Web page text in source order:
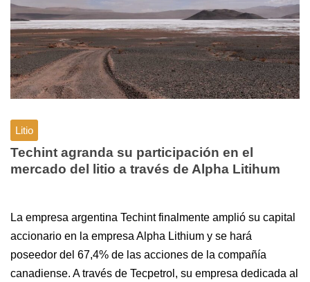
Litio
Techint agranda su participación en el
mercado del litio a través de Alpha Litihum
La empresa argentina Techint finalmente amplió su capital
accionario en la empresa Alpha Lithium y se hará
poseedor del 67,4% de las acciones de la compañía
canadiense. A través de Tecpetrol, su empresa dedicada al